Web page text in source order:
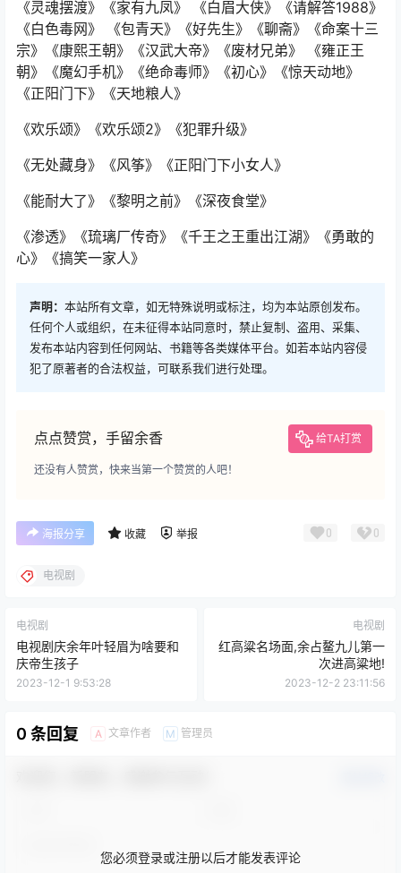
《灵魂摆渡》《家有九凤》 《白眉大侠》《请解答1988》
《白色毒网》 《包青天》《好先生》《聊斋》《命案十三
宗》《康熙王朝》《汉武大帝》《废材兄弟》 《雍正王
朝》《魔幻手机》《绝命毒师》《初心》《惊天动地》
《正阳门下》《天地粮人》
《欢乐颂》《欢乐颂2》《犯罪升级》
《无处藏身》《风筝》《正阳门下小女人》
《能耐大了》《黎明之前》《深夜食堂》
《渗透》《琉璃厂传奇》《千王之王重出江湖》《勇敢的
心》《搞笑一家人》
声明： 本站所有文章，如无特殊说明或标注，均为本站原创发布。
任何个人或组织，在未征得本站同意时，禁止复制、盗用、采集、
发布本站内容到任何网站、书籍等各类媒体平台。如若本站内容侵
犯了原著者的合法权益，可联系我们进行处理。
点点赞赏，手留余香 给TA打赏
还没有人赞赏，快来当第一个赞赏的人吧！
海报分享 收藏 举报 0 0
电视剧
电视剧
电视剧庆余年叶轻眉为啥要和
庆帝生孩子
2023-12-1 9:53:28
电视剧
红高粱名场面,余占鳌九儿第一
次进高粱地!
2023-12-2 23:11:56
0 条回复 A 文章作者 M 管理员
您必须登录或注册以后才能发表评论